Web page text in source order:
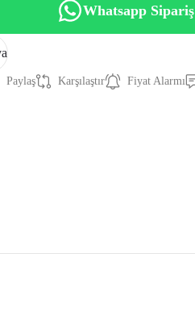
Whatsapp Sipariş
Paylaş Karşılaştır Fiyat Alarmı